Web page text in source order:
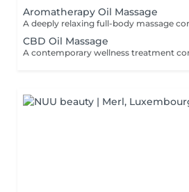
Aromatherapy Oil Massage
CBD Oil Massage